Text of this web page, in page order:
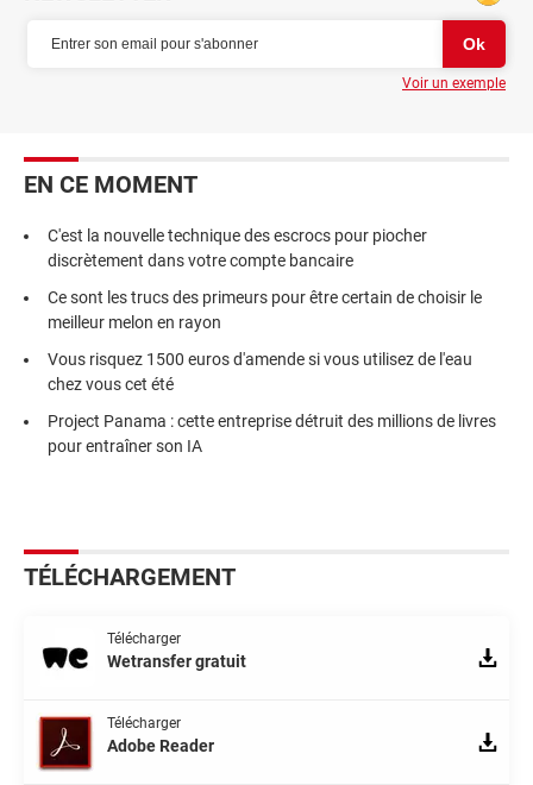
Voir un exemple
EN CE MOMENT
C'est la nouvelle technique des escrocs pour piocher
discrètement dans votre compte bancaire
Ce sont les trucs des primeurs pour être certain de choisir le
meilleur melon en rayon
Vous risquez 1500 euros d'amende si vous utilisez de l'eau
chez vous cet été
Project Panama : cette entreprise détruit des millions de livres
pour entraîner son IA
TÉLÉCHARGEMENT
Télécharger
Wetransfer gratuit
Télécharger
Adobe Reader